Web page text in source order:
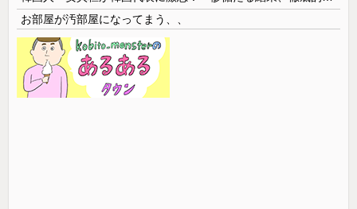
お部屋が汚部屋になってまう、、